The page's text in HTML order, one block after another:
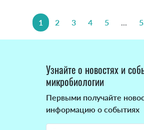
1 2 3 4 5 ...
Узнайте о новостях и
микробиологии
Первыми получайте
информацию о событиях